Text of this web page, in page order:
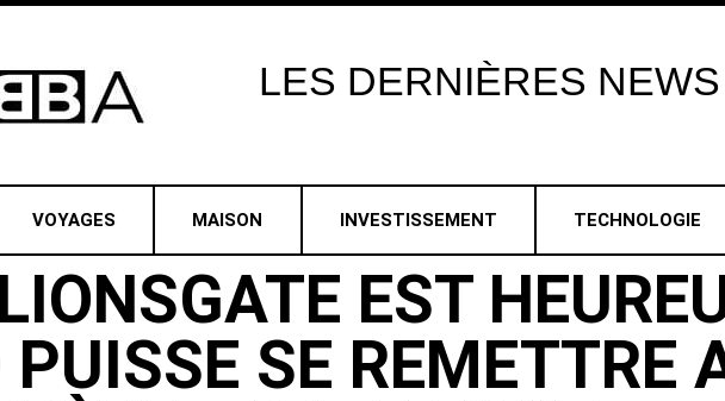
LES DERNIÈRES NEWS
VOYAGES MAISON INVESTISSEMENT TECHNOLOGIE
EST
PUISSE SE